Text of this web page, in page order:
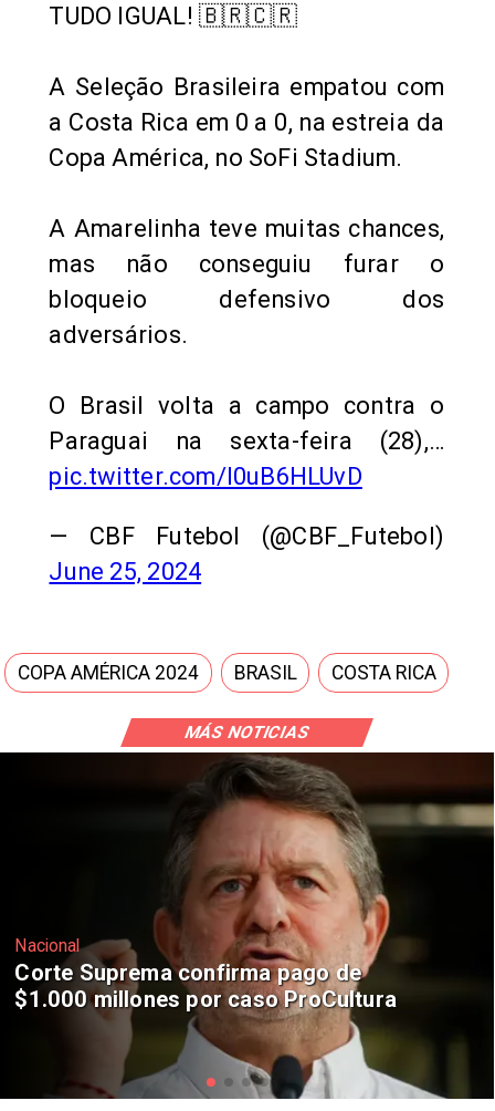
MÁS NOTICIAS
TUDO IGUAL! 🇧🇷🇨🇷
A Seleção Brasileira empatou com
a Costa Rica em 0 a 0, na estreia da
Copa América, no SoFi Stadium.
A Amarelinha teve muitas chances,
mas não conseguiu furar o
bloqueio defensivo dos
adversários.
O Brasil volta a campo contra o
Paraguai na sexta-feira (28),…
pic.twitter.com/l0uB6HLUvD
— CBF Futebol (@CBF_Futebol)
June 25, 2024
COPA AMÉRICA 2024 BRASIL COSTA RICA
Nacional
Codelco suspende construcción de
Andes Norte en El Teniente por
riesgos sísmicos